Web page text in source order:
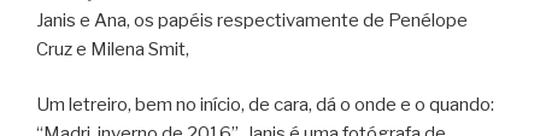
Janis e Ana, os papéis respectivamente de Penélope
Cruz e Milena Smit,
Um letreiro, bem no início, de cara, dá o onde e o quando: